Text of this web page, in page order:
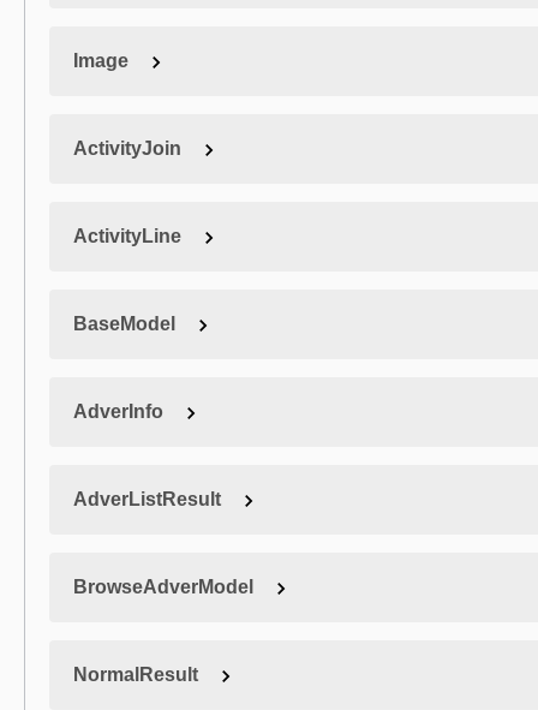
Image
ActivityJoin
ActivityLine
BaseModel
AdverInfo
AdverListResult
BrowseAdverModel
NormalResult